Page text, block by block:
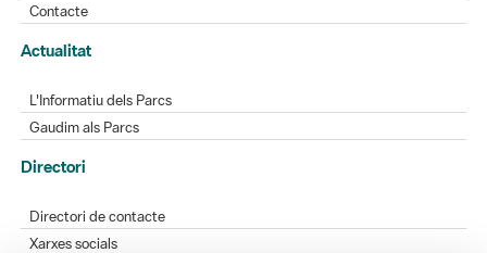
Contacte
Actualitat
L'Informatiu dels Parcs
Gaudim als Parcs
Directori
Directori de contacte
Xarxes socials